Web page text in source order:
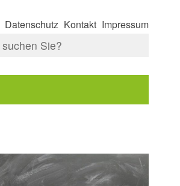
Datenschutz Kontakt Impressum